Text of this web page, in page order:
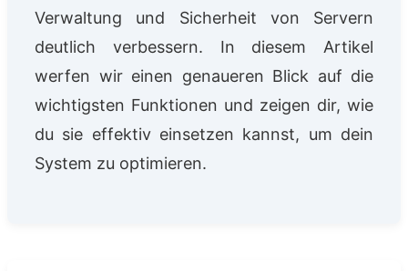
Verwaltung und Sicherheit von Servern
deutlich verbessern. In diesem Artikel
werfen wir einen genaueren Blick auf die
wichtigsten Funktionen und zeigen dir, wie
du sie effektiv einsetzen kannst, um dein
System zu optimieren.